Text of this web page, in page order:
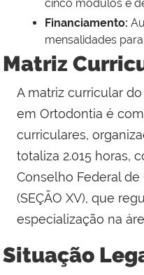
cinco módulos e
Financiamento:
mensalidades
Matriz
A matriz curricular
em Ortodontia é
curriculares,
totaliza 2.015 horas,
Conselho Federal
(SEÇÃO XV), que
especialização na
Situação